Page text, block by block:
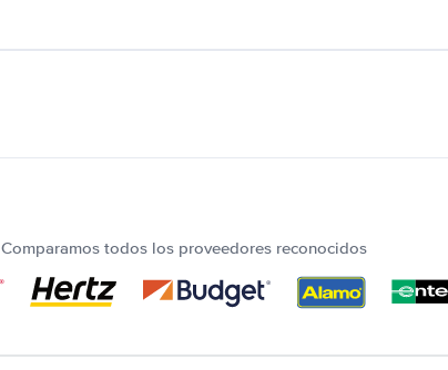
Comparamos todos los proveedores reconocidos